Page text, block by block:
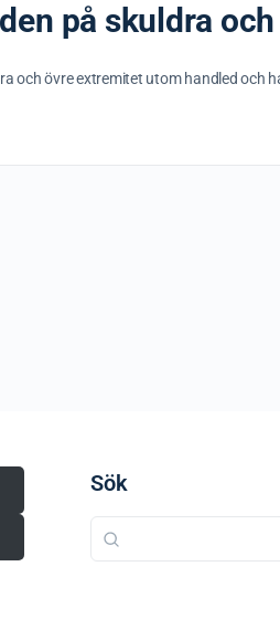
på skuldra
och övre extremitet utom handled
Sök